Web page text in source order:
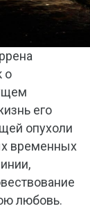
о
его
опухоли
временных
любовь.